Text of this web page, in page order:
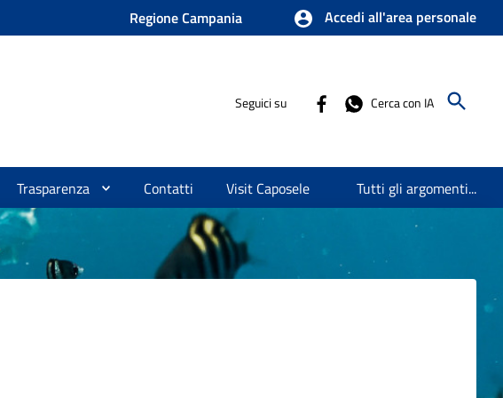
Regione Campania Accedi all'area personale
Seguici su Cerca con IA
Trasparenza Contatti Visit Caposele Tutti gli argomenti...